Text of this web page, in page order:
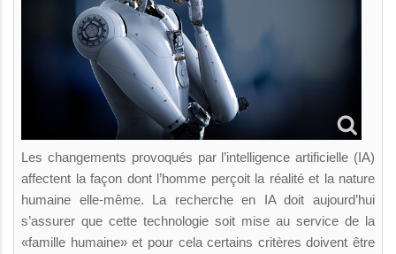
Les changements provoqués par l’intelligence artificielle (IA)
affectent la façon dont l’homme perçoit la réalité et la nature
humaine elle-même. La recherche en IA doit aujourd’hui
s’assurer que cette technologie soit mise au service de la
«famille humaine» et pour cela certains critères doivent être